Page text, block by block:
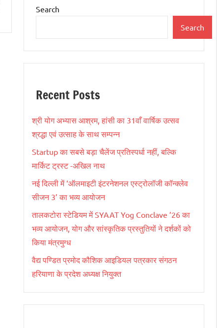
Search
Search
Recent Posts
श्री योग अभ्यास आश्रम, हांसी का 31वाँ वार्षिक उत्सव
श्रद्धा एवं उत्साह के साथ सम्पन्न
Startup का सबसे बड़ा चैलेंज प्रतिस्पर्धा नहीं, बल्कि
मार्किट ट्रस्ट -अखिल नाथ
नई दिल्ली में ‘ऑलमाइटी इंटरनेशनल एस्ट्रोलॉजी कॉन्क्लेव
सीजन 3’ का भव्य आयोजन
तालकटोरा स्टेडियम में SYAAT Yog Conclave ’26 का
भव्य आयोजन, योग और सांस्कृतिक प्रस्तुतियों ने दर्शकों को
किया मंत्रमुग्ध
वैद्य पण्डित प्रमोद कौशिक आइडियल पत्रकार संगठन
हरियाणा के प्रदेश अध्यक्ष नियुक्त